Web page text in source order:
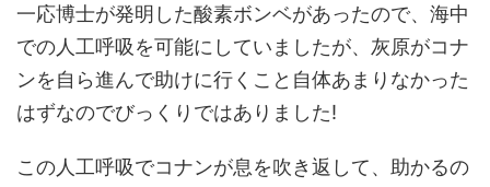
一応博士が発明した酸素ボンベがあったので、海中
での人工呼吸を可能にしていましたが、灰原がコナ
ンを自ら進んで助けに行くこと自体あまりなかった
はずなのでびっくりではありました!
この人工呼吸でコナンが息を吹き返して、助かるの